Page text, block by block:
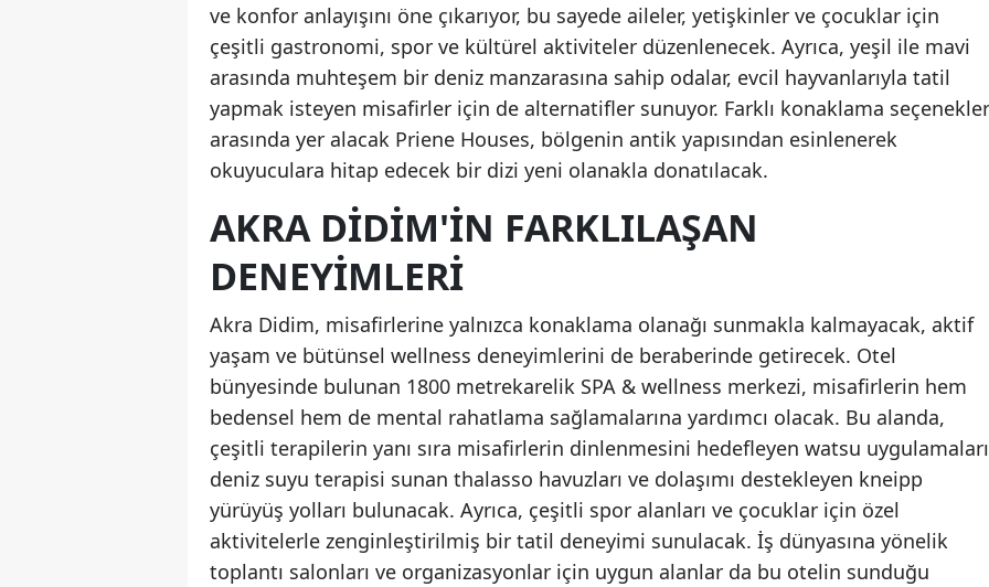
ve konfor anlayışını öne çıkarıyor, bu sayede aileler, yetişkinler ve çocuklar için
çeşitli gastronomi, spor ve kültürel aktiviteler düzenlenecek. Ayrıca, yeşil ile mavi
arasında muhteşem bir deniz manzarasına sahip odalar, evcil hayvanlarıyla tatil
yapmak isteyen misafirler için de alternatifler sunuyor. Farklı konaklama
arasında yer alacak Priene Houses, bölgenin antik yapısından esinlenerek
okuyuculara hitap edecek bir dizi yeni olanakla donatılacak.
AKRA DIDIM'IN FARKLILAŞAN
DENEYIMLERI
Akra Didim, misafirlerine yalnızca konaklama olanağı sunmakla kalmayacak, aktif
yaşam ve bütünsel wellness deneyimlerini de beraberinde getirecek. Otel
bünyesinde bulunan 1800 metrekarelik SPA & wellness merkezi, misafirlerin hem
bedensel hem de mental rahatlama sağlamalarına yardımcı olacak. Bu alanda,
çeşitli terapilerin yanı sıra misafirlerin dinlenmesini hedefleyen watsu
deniz suyu terapisi sunan thalasso havuzları ve dolaşımı destekleyen kneipp
yürüyüş yolları bulunacak. Ayrıca, çeşitli spor alanları ve çocuklar için özel
aktivitelerle zenginleştirilmiş bir tatil deneyimi sunulacak. İş dünyasına yönelik
toplantı salonları ve organizasyonlar için uygun alanlar da bu otelin sunduğu